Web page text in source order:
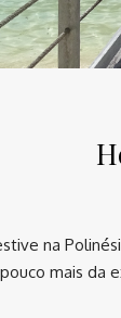
na
mais da